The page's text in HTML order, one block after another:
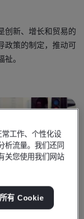
创新、增长和贸易的
政策的制定，推动可
。
工作、个性化设
析流量。我们还同
关您使用我们网站
有 Cookie